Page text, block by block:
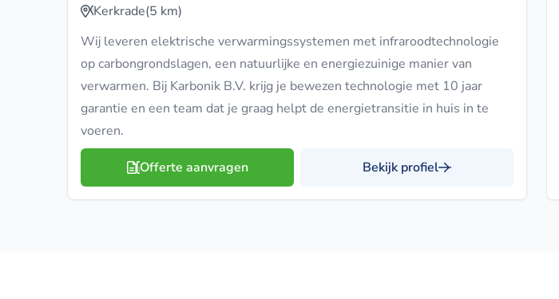
Kerkrade(5 km)
Wij leveren elektrische verwarmingssystemen met infraroodtechnologie
op carbongrondslagen, een natuurlijke en energiezuinige manier van
verwarmen. Bij Karbonik B.V. krijg je bewezen technologie met 10 jaar
garantie en een team dat je graag helpt de energietransitie in huis in te
voeren.
Offerte aanvragen Bekijk profiel